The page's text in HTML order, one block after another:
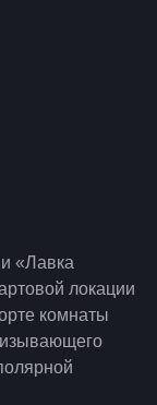
«Лавка
локации
комнаты